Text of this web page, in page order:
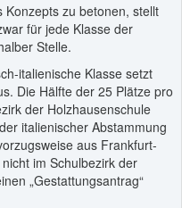
zu betonen, stellt
für jede Klasse der
Stelle.
italienische Klasse setzt
Die Hälfte der 25 Plätze pro
der Holzhausenschule
italienischer Abstammung
aus Frankfurt-
im Schulbezirk der
„Gestattungsantrag“